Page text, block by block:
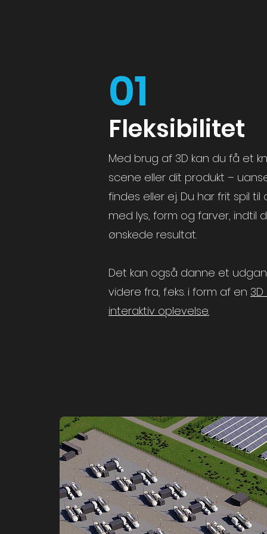
01
Fleksibilitet
Med brug af 3D kan du få et
scene eller dit produkt –
findes eller ej. Du har frit spil
med lys, form og farver, indtil
ønskede resultat.
Det kan også danne et
videre fra, f.eks. i form af en
interaktiv oplevelse.